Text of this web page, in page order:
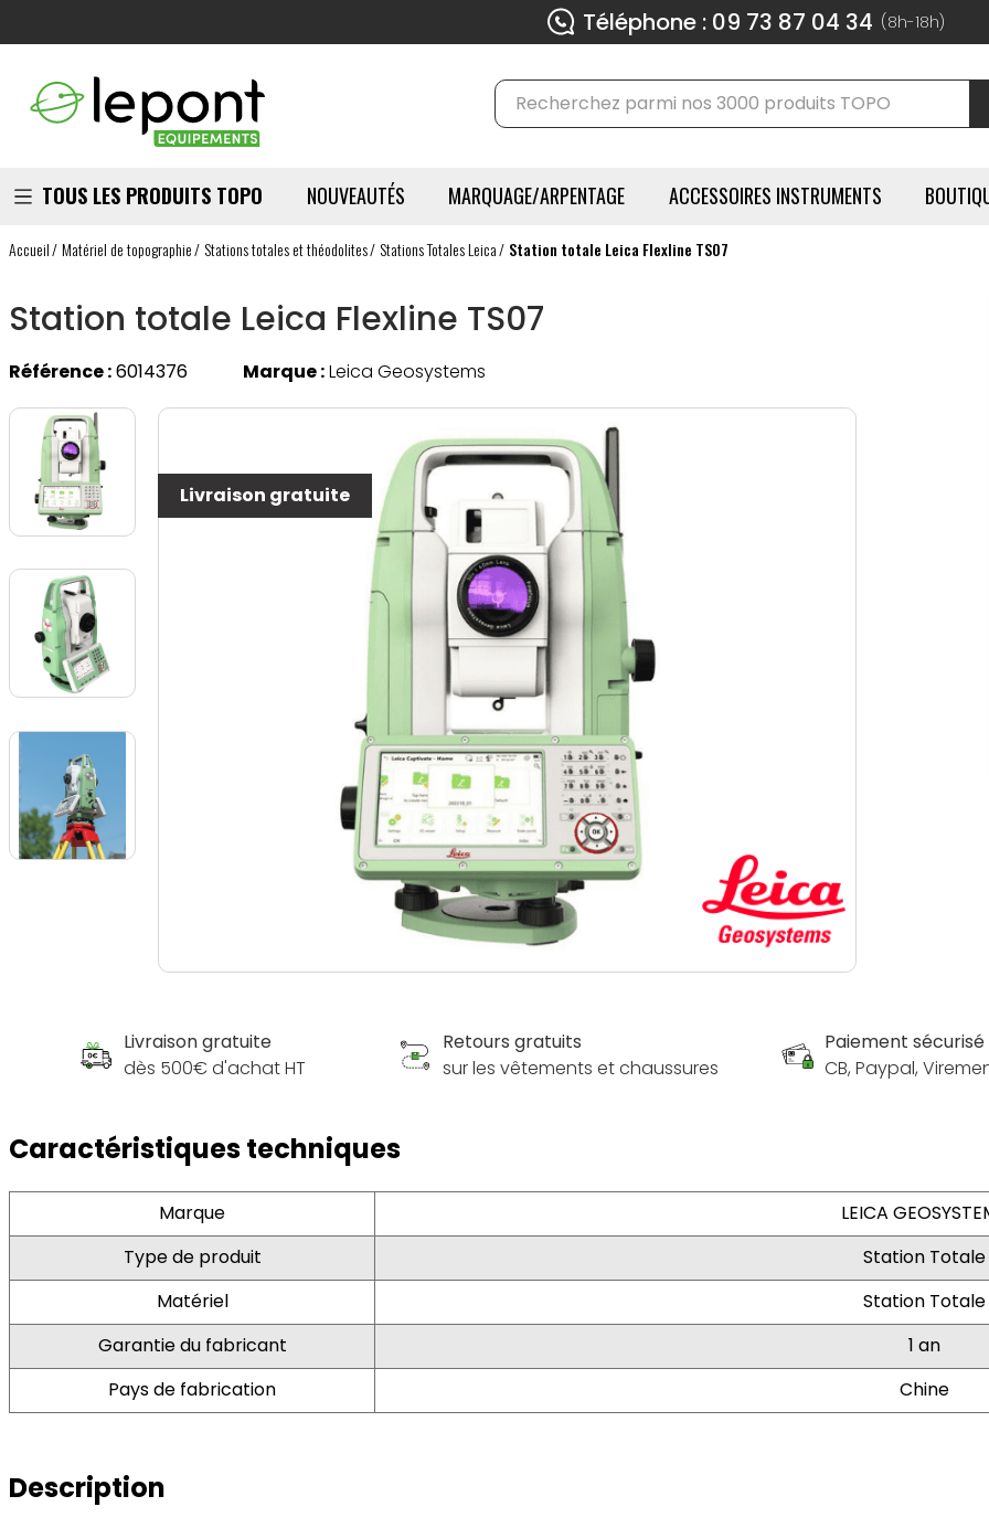
Téléphone : 09 73 87 04 34 (8h-18h)
TOUS LES PRODUITS TOPO NOUVEAUTÉS MARQUAGE/ARPENTAGE ACCESSOIRES INSTRUMENTS
Accueil Matériel de topographie Stations totales et théodolites Stations Totales Leica Station totale Leica Flexline TS07
Station totale Leica Flexline TS07
Référence :6014376 Marque :Leica Geosystems
Livraison gratuite
Livraison gratuite
dès 500€ d'achat HT
Retours gratuits
sur les vêtements et chaussures
Paiement sécurisé
CB, Paypal,
Caractéristiques techniques
Marque
LEICA
Type de produit
Station Totale
Matériel
Station Totale
Garantie du fabricant
1 an
Pays de fabrication
Chine
Description